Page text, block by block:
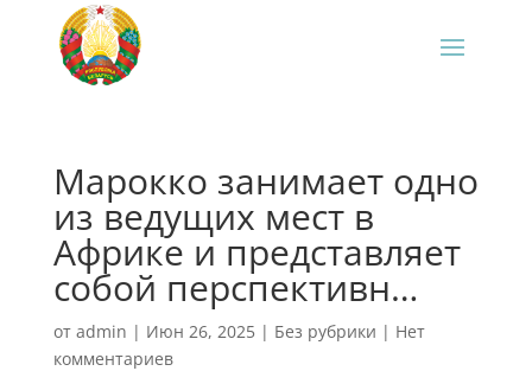
Марокко занимает одно
из ведущих мест в
Африке и представляет
собой перспективн…
от admin | Июн 26, 2025| Без рубрики | Нет
комментариев